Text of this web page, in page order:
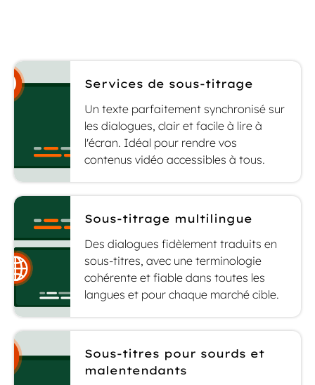
Services de sous-titrage
Un texte parfaitement synchronisé sur
les dialogues, clair et facile à lire à
l'écran. Idéal pour rendre vos
contenus vidéo accessibles à tous.
Sous-titrage multilingue
Des dialogues fidèlement traduits en
sous-titres, avec une terminologie
cohérente et fiable dans toutes les
langues et pour chaque marché cible.
Sous-titres pour sourds et
malentendants